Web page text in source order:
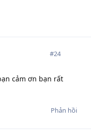
#24
cảm ơn bạn rất
Phản hồi